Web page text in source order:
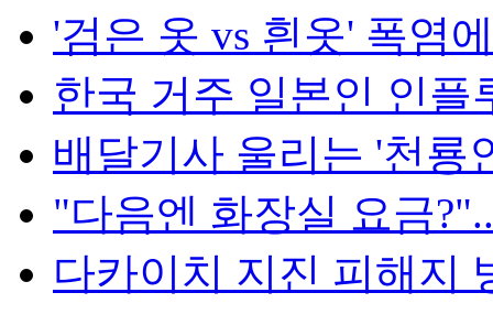
'검은 옷 vs 흰옷' 폭염
한국 거주 일본인 인플
배달기사 울리는 '천룡
"다음엔 화장실 요금
다카이치 지진 피해지